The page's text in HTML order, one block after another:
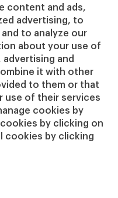
content and ads,
advertising, to
to analyze our
about your use of
and
it with other
to them or that
use of their services
cookies by
by clicking on
cookies by clicking
impacto
con el IESE
de Compliance
Shop
@IESE
y becas